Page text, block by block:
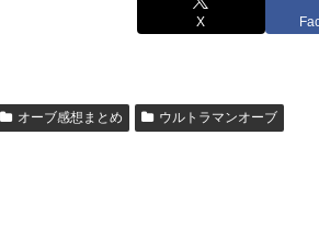
衝撃
X
オーブ感想まとめ ウルトラマンオーブ